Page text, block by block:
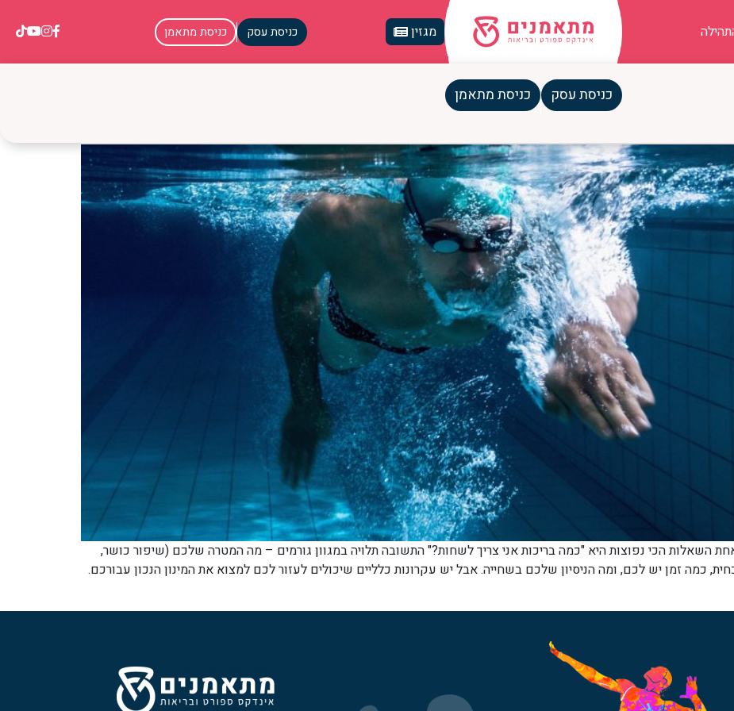
מגזין כניסת עסק כניסת מתאמן
כניסת עסק כניסת מתאמן
כך תבנו תוכנית אימונים מאוזנת ובטוחה
השאלות הכי נפוצות היא "כמה בריכות אני צריך לשחות?" התשובה תלויה במגוון גורמים – מה המטרה שלכם (שיפור כושר,
כמה זמן יש לכם, ומה הניסיון שלכם בשחייה. אבל יש עקרונות כלליים שיכולים לעזור לכם למצוא את המינון הנכון עבורכם.